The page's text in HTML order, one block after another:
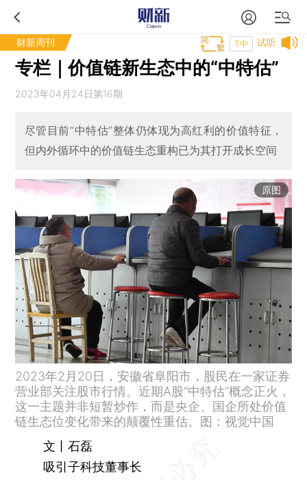
财新周刊 试听
T中
专栏｜价值链新生态中的“中特估”
2023年04月24日第16期
尽管目前“中特估”整体仍体现为高红利的价值特征，
但内外循环中的价值链生态重构已为其打开成长空间
原图
2023年2月20日，安徽省阜阳市，股民在一家证券
营业部关注股市行情。近期A股“中特估”概念正火，
这一主题并非短暂炒作，而是央企、国企所处价值
链生态位变化带来的颠覆性重估。图：视觉中国
文丨石磊
吸引子科技董事长